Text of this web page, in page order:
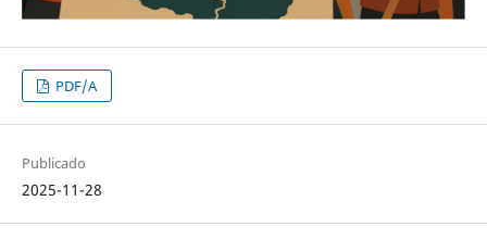
PDF/A
Publicado
2025-11-28